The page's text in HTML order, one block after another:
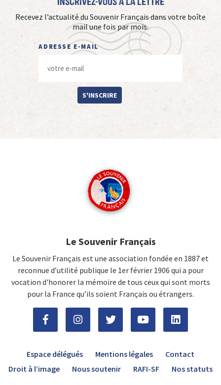
Recevez l’actualité du Souvenir Français dans votre boîte
mail une fois par mois.
ADRESSE E-MAIL
S'INSCRIRE
Le Souvenir Français
Le Souvenir Français est une association fondée en 1887 et
reconnue d’utilité publique le 1er février 1906 qui a pour
vocation d'honorer la mémoire de tous ceux qui sont morts
pour la France qu’ils soient Français ou étrangers.
Espace délégués Mentions légales
Contact
Droit à l’image
Nous soutenir RAFI-SF Nos statuts